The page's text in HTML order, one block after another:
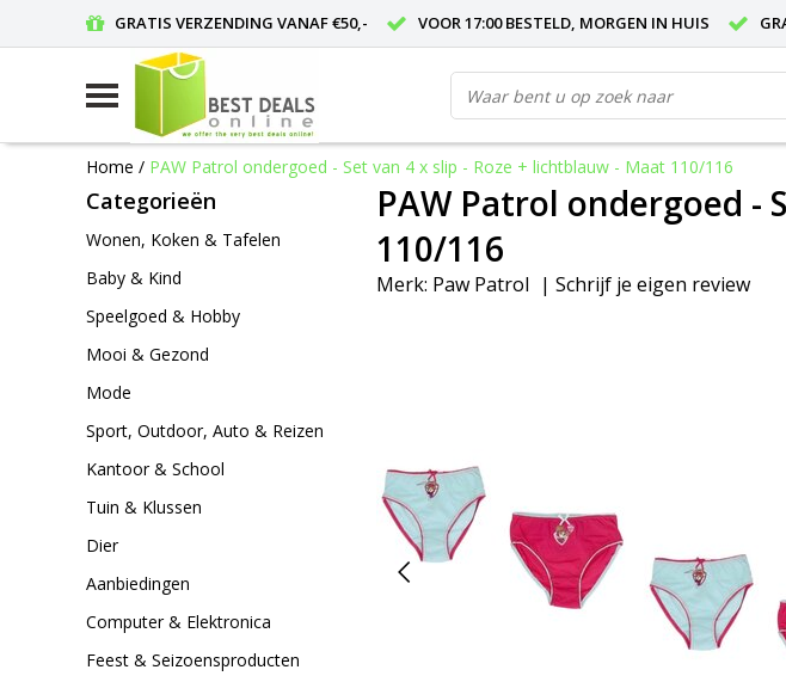
GRATIS VERZENDING VANAF €50,- VOOR 17:00 BESTELD, MORGEN IN HUIS
Home / PAW Patrol ondergoed - Set van 4 x slip - Roze + lichtblauw - Maat 110/116
Categorieën
Wonen, Koken & Tafelen
Baby & Kind
Speelgoed & Hobby
Mooi & Gezond
Mode
Sport, Outdoor, Auto & Reizen
Kantoor & School
Tuin & Klussen
Dier
Aanbiedingen
Computer & Elektronica
Feest & Seizoensproducten
PAW Patrol ondergoed -
110/116
Merk: Paw Patrol | Schrijf je eigen review